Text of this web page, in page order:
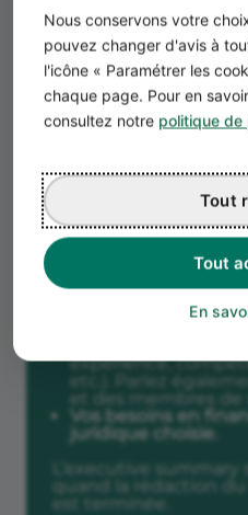
Nous conservons votre
pouvez changer d'avis à
l'icône « Paramétrer les
chaque page. Pour en
consultez notre politique de
Tout
Tout
En
Cette partie est
l'executive summary.
votre projet en deux
L'objectif est de
investisseurs lors de
financements.
Vous devez
Montessori, crèche
interentreprise,
pédagogie ludique,
l'épanouissement,
l'accompagnement
Le marché cible
secteur et les
expérience,
etc.). Parlez
et des membres de
Vos besoins en
juridique choisie.
L’executive
quand la rédaction
est terminée.